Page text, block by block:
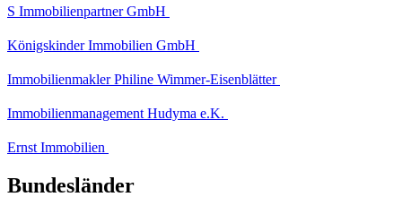
S Immobilienpartner GmbH
Königskinder Immobilien GmbH
Immobilienmakler Philine Wimmer-Eisenblätter
Immobilienmanagement Hudyma e.K.
Ernst Immobilien
Bundesländer